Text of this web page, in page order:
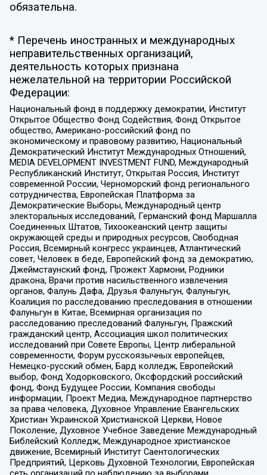
обязательна.
* Перечень иностранных и международных
неправительственных организаций,
деятельность которых признана
нежелательной на территории Российской
Федерации:
Национальный фонд в поддержку демократии, Институт
Открытое Общество Фонд Содействия, Фонд Открытое
общество, Американо-российский фонд по
экономическому и правовому развитию, Национальный
Демократический Институт Международных Отношений,
MEDIA DEVELOPMENT INVESTMENT FUND, Международный
Республиканский Институт, Открытая Россия, Институт
современной России, Черноморский фонд регионального
сотрудничества, Европейская Платформа за
Демократические Выборы, Международный центр
электоральных исследований, Германский фонд Маршалла
Соединенных Штатов, Тихоокеанский центр защиты
окружающей среды и природных ресурсов, Свободная
Россия, Всемирный конгресс украинцев, Атлантический
совет, Человек в беде, Европейский фонд за демократию,
Джеймстаунский фонд, Прожект Хармони, Родники
дракона, Врачи против насильственного извлечения
органов, Фалунь Дафа, Друзья Фалуньгун, Фалуньгун,
Коалиция по расследованию преследования в отношении
Фалуньгун в Китае, Всемирная организация по
расследованию преследований Фалуньгун, Пражский
гражданский центр, Ассоциация школ политических
исследований при Совете Европы, Центр либеральной
современности, Форум русскоязычных европейцев,
Немецко-русский обмен, Бард колледж, Европейский
выбор, Фонд Ходорковского, Оксфордский российский
фонд, Фонд Будущее России, Компания свободы
информации, Проект Медиа, Международное партнерство
за права человека, Духовное Управление Евангельских
Христиан Украинской Христианской Церкви, Новое
Поколение, Духовное Учебное Заведение Международный
Библейский Колледж, Международное христианское
движение, Всемирный Институт Саентологических
Предприятий, Церковь Духовной Технологии, Европейская